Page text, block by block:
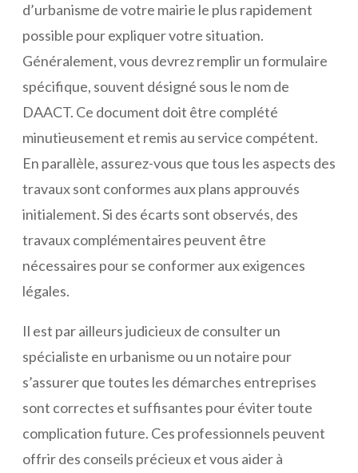
d’urbanisme de votre mairie le plus rapidement
possible pour expliquer votre situation.
Généralement, vous devrez remplir un formulaire
spécifique, souvent désigné sous le nom de
DAACT. Ce document doit être complété
minutieusement et remis au service compétent.
En parallèle, assurez-vous que tous les aspects des
travaux sont conformes aux plans approuvés
initialement. Si des écarts sont observés, des
travaux complémentaires peuvent être
nécessaires pour se conformer aux exigences
légales.
Il est par ailleurs judicieux de consulter un
spécialiste en urbanisme ou un notaire pour
s’assurer que toutes les démarches entreprises
sont correctes et suffisantes pour éviter toute
complication future. Ces professionnels peuvent
offrir des conseils précieux et vous aider à